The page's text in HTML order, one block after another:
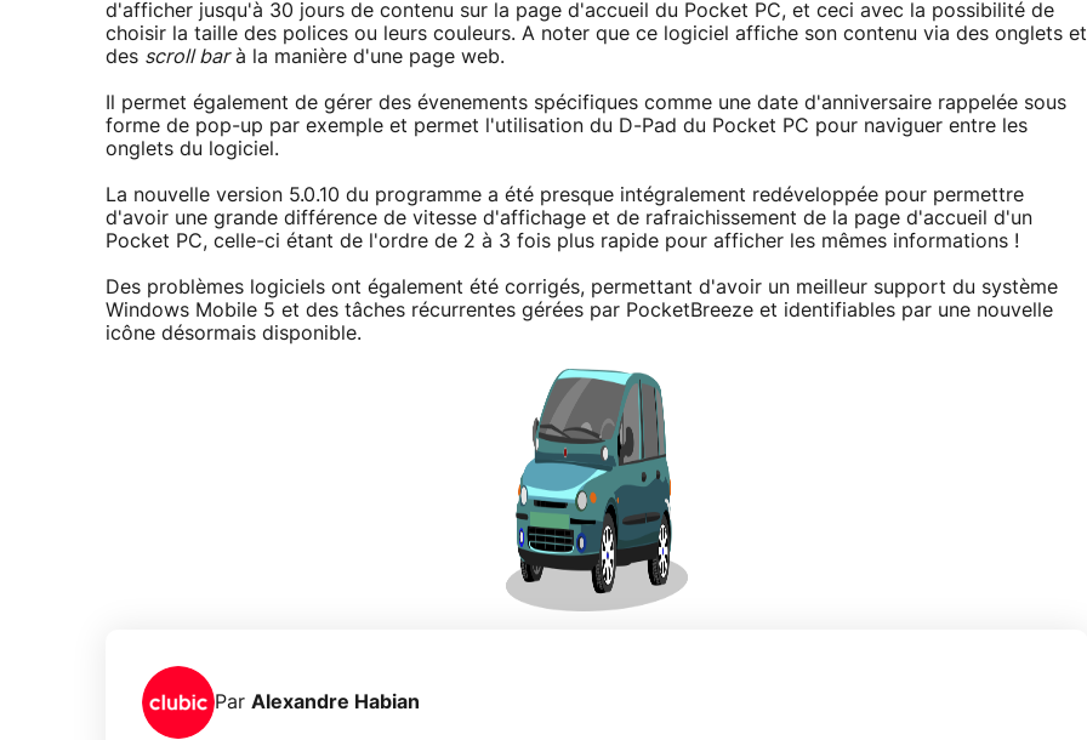
d'afficher jusqu'à 30 jours de contenu sur la page d'accueil du Pocket PC, et ceci avec la possibilité de
choisir la taille des polices ou leurs couleurs. A noter que ce logiciel affiche son contenu via des onglets et
des scroll barà la manière d'une page web.
Il permet également de gérer des évenements spécifiques comme une date d'anniversaire rappelée sous
forme de pop-up par exemple et permet l'utilisation du D-Pad du Pocket PC pour naviguer entre les
onglets du logiciel.
La nouvelle version 5.0.10 du programme a été presque intégralement redéveloppée pour permettre
d'avoir une grande différence de vitesse d'affichage et de rafraichissement de la page d'accueil d'un
Pocket PC, celle-ci étant de l'ordre de 2 à 3 fois plus rapide pour afficher les mêmes informations !
Des problèmes logiciels ont également été corrigés, permettant d'avoir un meilleur support du système
Windows Mobile 5 et des tâches récurrentes gérées par PocketBreeze et identifiables par une nouvelle
icône désormais disponible.
Par Alexandre Habian